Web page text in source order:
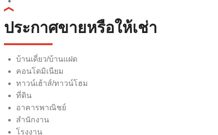
ประกาศขายหรือให้เช่า
บ้านเดี่ยว/บ้านแฝด
คอนโดมิเนียม
ทาวน์เฮ้าส์/ทาวน์โฮม
ที่ดิน
อาคารพาณิชย์
สำนักงาน
โรงงาน